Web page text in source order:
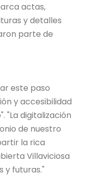
actas,
y detalles
parte de
este paso
y accesibilidad
"La digitalización
de nuestro
la rica
Villaviciosa
y futuras."